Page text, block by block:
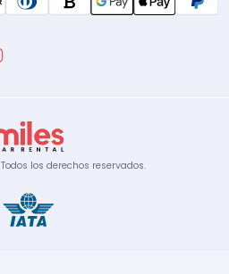
Todos los derechos reservados.